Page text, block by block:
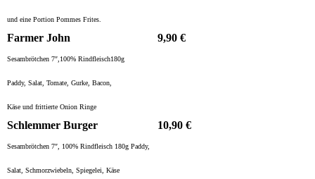
und eine Portion Pommes Frites.
Farmer John 9,90 €
Sesambrötchen 7″,100% Rindfleisch180g
Paddy, Salat, Tomate, Gurke, Bacon,
Käse und frittierte Onion Ringe
Schlemmer Burger 10,90 €
Sesambrötchen 7″, 100% Rindfleisch 180g Paddy,
Salat, Schmorzwiebeln, Spiegelei, Käse